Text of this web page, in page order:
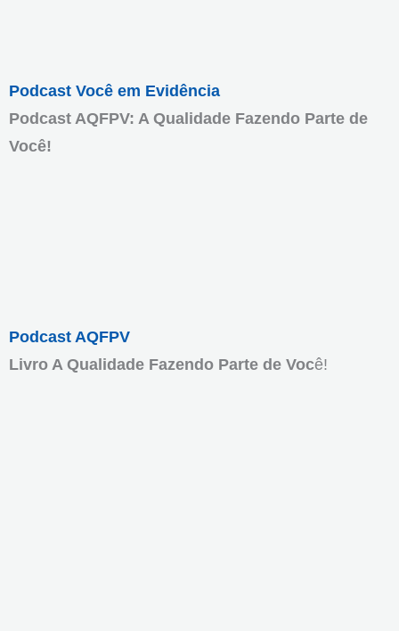
Podcast Você em Evidência
Podcast AQFPV: A Qualidade Fazendo Parte de
Você!
Podcast AQFPV
Livro A Qualidade Fazendo Parte de Você!